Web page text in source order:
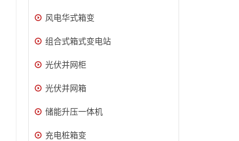
风电华式箱变
组合式箱式变电站
光伏并网柜
光伏并网箱
储能升压一体机
充电桩箱变